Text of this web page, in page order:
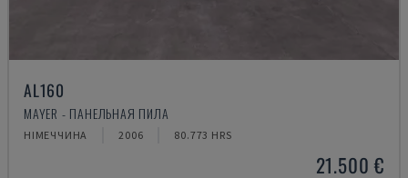
AL160
MAYER - ПАНЕЛЬНАЯ ПИЛА
НІМЕЧЧИНА 2006 80.773 HRS
21.500 €